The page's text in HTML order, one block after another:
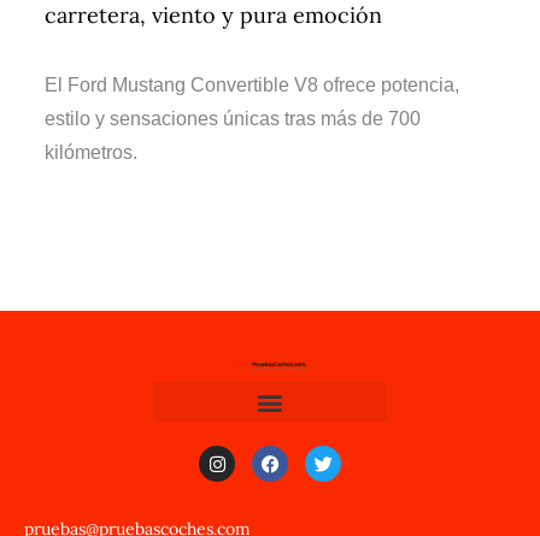
carretera, viento y pura emoción
El Ford Mustang Convertible V8 ofrece potencia,
estilo y sensaciones únicas tras más de 700
kilómetros.
pruebas@pruebascoches.com